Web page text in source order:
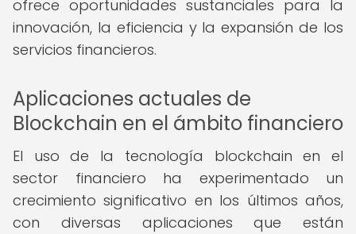
ofrece oportunidades sustanciales para la
innovación, la eficiencia y la expansión de los
servicios financieros.
Aplicaciones actuales de
Blockchain en el ámbito financiero
El uso de la tecnología blockchain en el
sector financiero ha experimentado un
crecimiento significativo en los últimos años,
con diversas aplicaciones que están